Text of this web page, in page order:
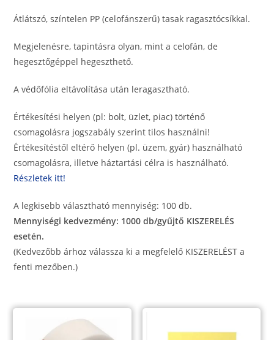
Átlátszó, színtelen PP (celofánszerű) tasak ragasztócsíkkal.
Megjelenésre, tapintásra olyan, mint a celofán, de
hegesztőgéppel hegeszthető.
A védőfólia eltávolítása után leragasztható.
Értékesítési helyen (pl: bolt, üzlet, piac) történő
csomagolásra jogszabály szerint tilos használni!
Értékesítéstől eltérő helyen (pl. üzem, gyár) használható
csomagolásra, illetve háztartási célra is használható.
Részletek itt!
A legkisebb választható mennyiség: 100 db.
Mennyiségi kedvezmény: 1000 db/gyűjtő KISZERELÉS
esetén.
(Kedvezőbb árhoz válassza ki a megfelelő KISZERELÉST a
fenti mezőben.)